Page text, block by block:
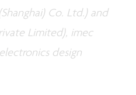
Co. Ltd.) and
Limited), imec
design